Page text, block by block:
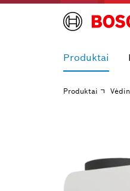
Produktai
Produktai